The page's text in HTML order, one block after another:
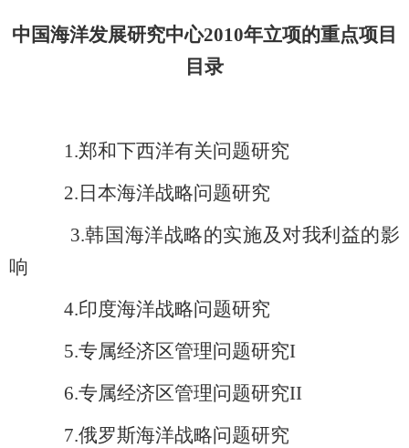
中国海洋发展研究中心2010年立项的重点项目
目录
1.郑和下西洋有关问题研究
2. 日本海洋战略问题研究
3.韩国海洋战略的实施及对我利益的影
响
4.印度海洋战略问题研究
5.专属经济区管理问题研究I
6.专属经济区管理问题研究II
7.俄罗斯海洋战略问题研究